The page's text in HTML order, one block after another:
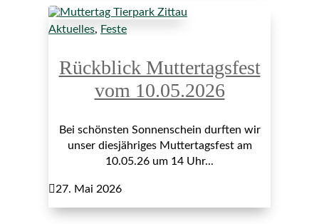
Aktuelles, Feste
Rückblick Muttertagsfest
vom 10.05.2026
Bei schönsten Sonnenschein durften wir
unser diesjähriges Muttertagsfest am
10.05.26 um 14 Uhr...
27. Mai 2026